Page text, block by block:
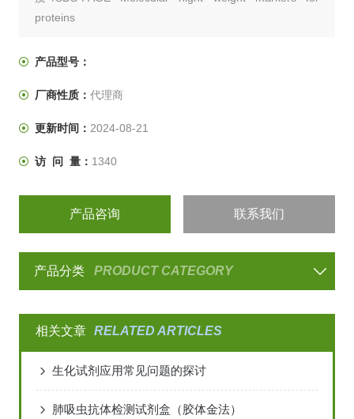
proteins
产品型号：
厂商性质： 代理商
更新时间： 2024-08-21
访 问 量： 1340
产品咨询 联系我们
产品分类 PRODUCT CATEGORY
相关文章 RELATED ARTICLES
生化试剂应用常见问题的探讨
肺吸虫抗体检测试剂盒（胶体金法）